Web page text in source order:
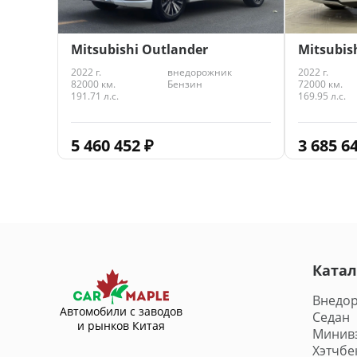
Mitsubishi Outlander
2022 г.
внедорожник
82000 км.
Бензин
191.71 л.с.
5 460 452₽
2022 г.
72000 км.
169.95 л.с.
3 685
Автомобили с заводов
и рынков Китая
Седан